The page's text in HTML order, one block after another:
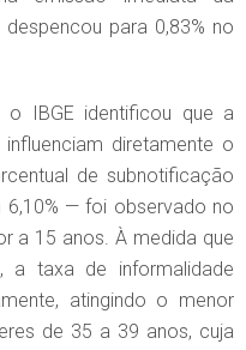
para 0,83% no
IBGE identificou que a
diretamente o
de subnotificação
— foi observado no
a 15 anos. À medida que
a taxa de informalidade
atingindo o menor
de 35 a 39 anos, cuja